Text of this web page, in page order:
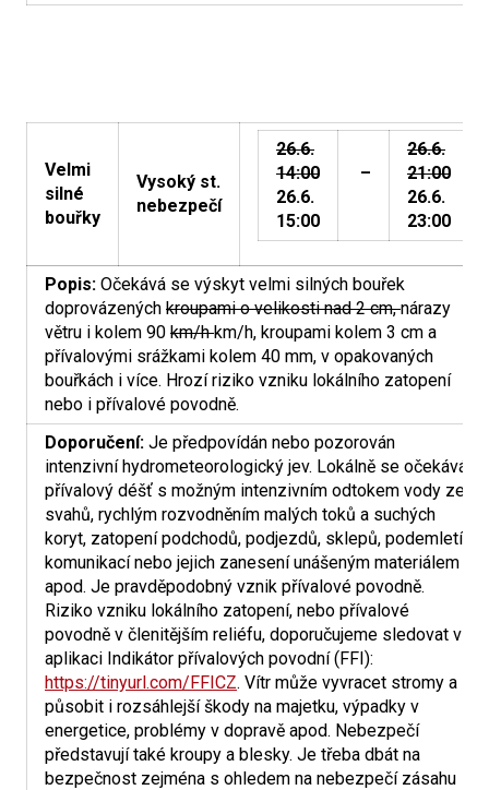
Velmi
silné
bouřky
Vysoký st.
nebezpečí
26.6.
14:00
26.6.
15:00
–
26.6.
21:00
26.6.
23:00
Popis: Očekává se výskyt velmi silných bouřek
doprovázených kroupami o velikosti nad 2 cm,nárazy
větru i kolem 90 km/hkm/h, kroupami kolem 3 cm a
přívalovými srážkami kolem 40 mm, v opakovaných
bouřkách i více. Hrozí riziko vzniku lokálního zatopení
nebo i přívalové povodně.
Doporučení: Je předpovídán nebo pozorován
intenzivní hydrometeorologický jev. Lokálně se očekává
přívalový déšť s možným intenzivním odtokem vody ze
svahů, rychlým rozvodněním malých toků a suchých
koryt, zatopení podchodů, podjezdů, sklepů, podemletí
komunikací nebo jejich zanesení unášeným materiálem
apod. Je pravděpodobný vznik přívalové povodně.
Riziko vzniku lokálního zatopení, nebo přívalové
povodně v členitějším reliéfu, doporučujeme sledovat v
aplikaci Indikátor přívalových povodní (FFI):
https://tinyurl.com/FFICZ. Vítr může vyvracet stromy a
působit i rozsáhlejší škody na majetku, výpadky v
energetice, problémy v dopravě apod. Nebezpečí
představují také kroupy a blesky. Je třeba dbát na
bezpečnost zejména s ohledem na nebezpečí zásahu